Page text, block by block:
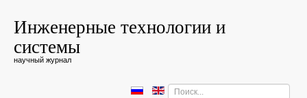
Инженерные технологии и
системы
научный журнал
Искать...